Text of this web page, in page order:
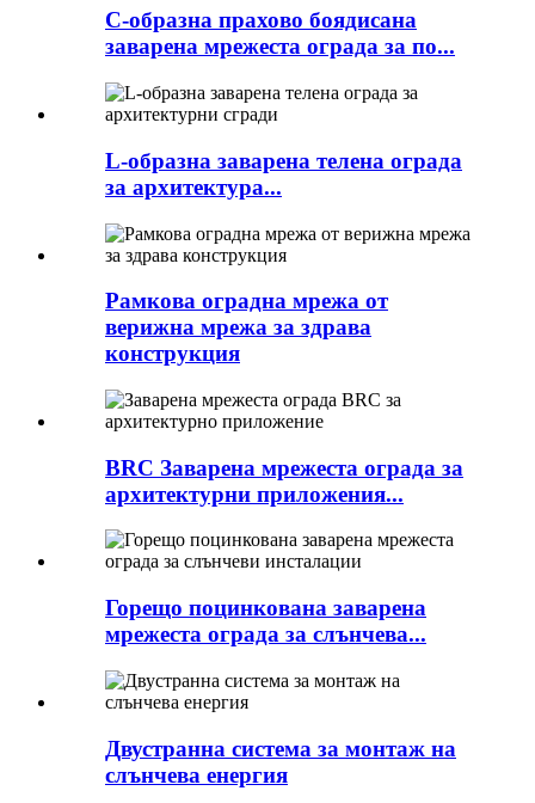
C-образна прахово боядисана
заварена мрежеста ограда за по...
L-образна заварена телена ограда
за архитектура...
Рамкова оградна мрежа от
верижна мрежа за здрава
конструкция
BRC Заварена мрежеста ограда за
архитектурни приложения...
Горещо поцинкована заварена
мрежеста ограда за слънчева...
Двустранна система за монтаж на
слънчева енергия